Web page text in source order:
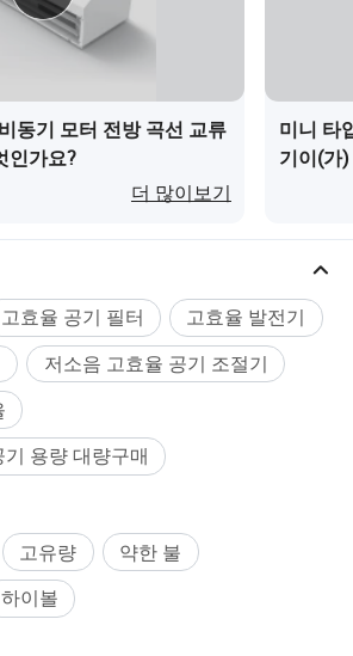
동기 모터 전방 곡선 교류
인가요?
더 많이보기
미니 타
기이(가
고효율 공기 필터
고효율 발전기
저소음 고효율 공기 조절기
용량 대량구매
고유량
약한 불
하이볼